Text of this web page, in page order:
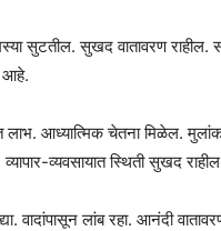
सुटतील. सुखद वातावरण राहील.
आहे.
लाभ. आध्यात्मिक चेतना मिळेल.
व्यवसायात स्थिती सुखद
वादांपासून लांब रहा. आनंदी